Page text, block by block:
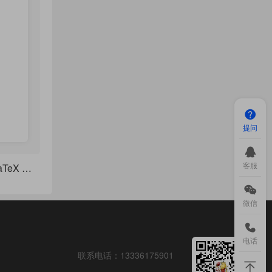
刘海洋讲座原稿 《LaTeX 不快速的入门》
联系电话： 13336175901
提问
客服
微信
电话